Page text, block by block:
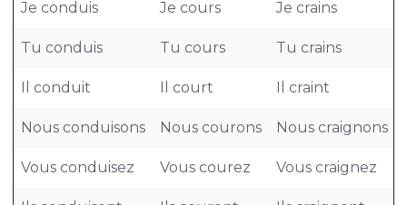
Je conduis Je cours Je crains
Tu conduis Tu cours Tu crains
Il conduit Il court Il craint
Nous conduisons Nous courons Nous craignons
Vous conduisez Vous courez Vous craignez